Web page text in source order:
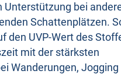
bei
Schattenplätzen.
den UVP-Wert des
mit der stärksten
Wanderungen, Jogging